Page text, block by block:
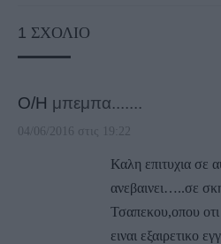
1 ΣΧΌΛΙΟ
Ο/Η μπεμπα.......
04/06/2016 στις 19:22
Καλη επιτυχια σε
ανεβαινει…..σε
Τσαπεκου,οπου οτι
ειναι εξαιρετικο